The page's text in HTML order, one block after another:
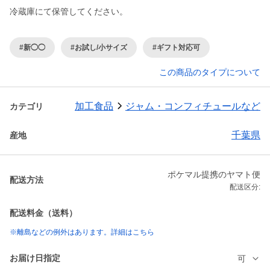
冷蔵庫にて保管してください。
#新◯◯ #お試し/小サイズ #ギフト対応可
この商品のタイプについて
カテゴリ 加工食品 ジャム・コンフィチュールなど
産地 千葉県
配送方法
ポケマル提携のヤマト便
配送区分:
配送料金（送料）
※離島などの例外はあります。詳細はこちら
お届け日指定 可